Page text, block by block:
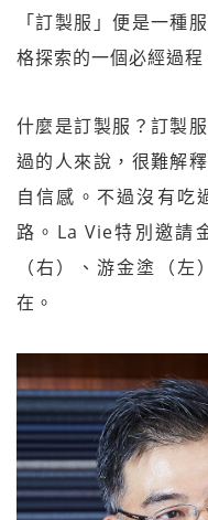
「訂製服」便是一種
格探索的一個必經過程
什麼是訂製服？訂製
過的人來說，很難解
自信感。不過沒有吃
路。La Vie特別邀請
（右）、游金塗（
在。